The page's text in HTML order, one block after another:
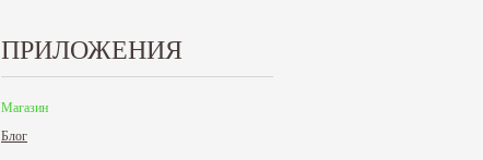
ПРИЛОЖЕНИЯ
Магазин
Блог